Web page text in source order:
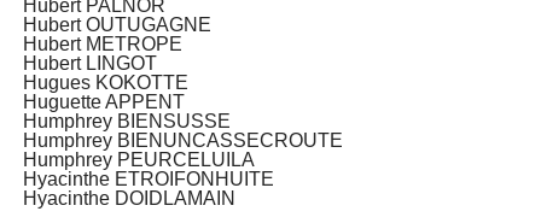
Hubert PALNOR
Hubert OUTUGAGNE
Hubert METROPE
Hubert LINGOT
Hugues KOKOTTE
Huguette APPENT
Humphrey BIENSUSSE
Humphrey BIENUNCASSECROUTE
Humphrey PEURCELUILA
Hyacinthe ETROIFONHUITE
Hyacinthe DOIDLAMAIN